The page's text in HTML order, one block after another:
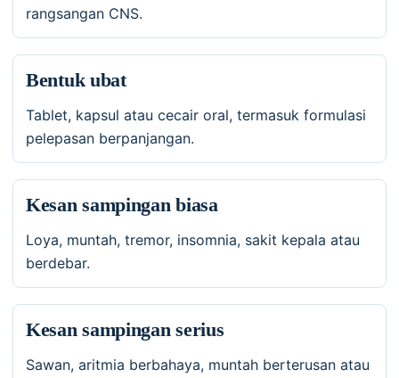
rangsangan CNS.
Bentuk ubat
Tablet, kapsul atau cecair oral, termasuk formulasi
pelepasan berpanjangan.
Kesan sampingan biasa
Loya, muntah, tremor, insomnia, sakit kepala atau
berdebar.
Kesan sampingan serius
Sawan, aritmia berbahaya, muntah berterusan atau